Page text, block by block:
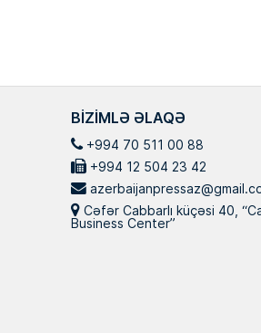
BIZIMLƏ ƏLAQƏ
+994 70 511 00 88
+994 12 504 23 42
Cəfər Cabbarlı küçəsi 40,
Business Center”